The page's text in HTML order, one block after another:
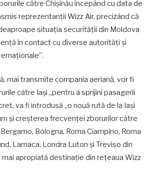
către Chișinău începând cu data de
reprezentanții Wizz Air, precizând că
situația securității din Moldova
în contact cu diverse autorități și
mai transmite compania aeriană, vor fi
către Iași „pentru a sprijini pasagerii
va fi introdusă „o nouă rută de la Iași
și creșterea frecvenței zborurilor către
Bologna, Roma Ciampino, Roma
Larnaca, Londra Luton și Treviso din
mai apropiată destinație din reţeaua Wizz